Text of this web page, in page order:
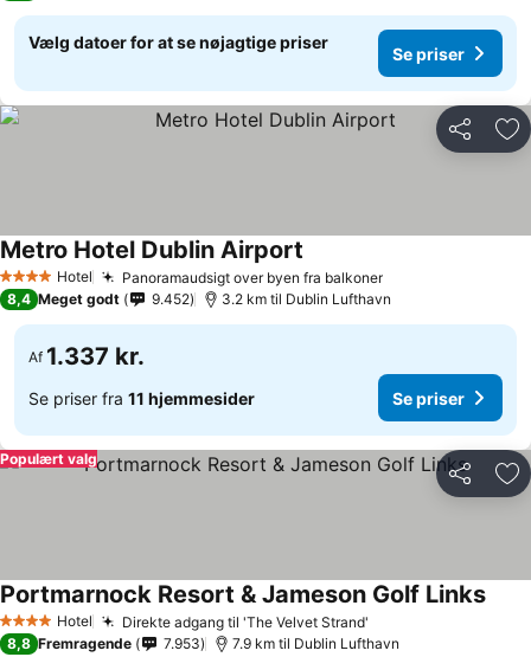
Vælg datoer for at se nøjagtige priser
Se priser
Del
4 StjernerHotel Panoramaudsigt over byen fra balkoner
Metro Hotel Dublin Airport
8,4 Meget godt 9.452 3.2 km til Dublin Lufthavn
Af 1.337 kr.
Se priser fra 11 hjemmesider Se priser
Del
Populært valg
4 StjernerHotel Direkte adgang til 'The Velvet Strand'
Portmarnock Resort & Jameson Golf Links
8,8 Fremragende 7.953 7.9 km til Dublin Lufthavn